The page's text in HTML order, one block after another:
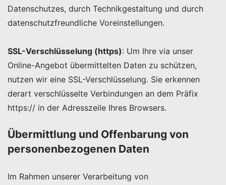
Datenschutzes, durch Technikgestaltung und durch
datenschutzfreundliche Voreinstellungen.
SSL-Verschlüsselung (https): Um Ihre via unser
Online-Angebot übermittelten Daten zu schützen,
nutzen wir eine SSL-Verschlüsselung. Sie erkennen
derart verschlüsselte Verbindungen an dem Präfix
https:// in der Adresszeile Ihres Browsers.
Übermittlung und Offenbarung von
personenbezogenen Daten
Im Rahmen unserer Verarbeitung von